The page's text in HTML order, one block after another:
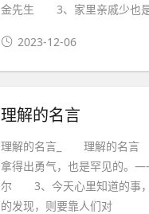
金先生 3、家里亲戚少也
2023-12-06
理解的名言
理解的名言_ 理解的名言 1
拿得出勇气，也是罕见的
尔 3、今天心里知道的事
的发现，则要靠人们对